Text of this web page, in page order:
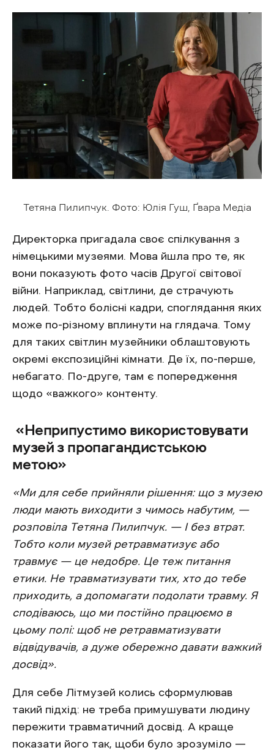
Тетяна Пилипчук. Фото: Юлія Гуш, Ґвара Медіа
Директорка пригадала своє спілкування з
німецькими музеями. Мова йшла про те, як
вони показують фото часів Другої світової
війни. Наприклад, світлини, де страчують
людей. Тобто болісні кадри, споглядання яких
може по-різному вплинути на глядача. Тому
для таких світлин музейники облаштовують
окремі експозиційні кімнати. Де їх, по-перше,
небагато. По-друге, там є попередження
щодо «важкого» контенту.
«Неприпустимо використовувати
музей з пропагандистською
метою»
«Ми для себе прийняли рішення: що з музею
люди мають виходити з чимось набутим, —
розповіла Тетяна Пилипчук. — І без втрат.
Тобто коли музей ретравматизує або
травмує — це недобре. Це теж питання
етики. Не травматизувати тих, хто до тебе
приходить, а допомагати подолати травму. Я
сподіваюсь, що ми постійно працюємо в
цьому полі: щоб не ретравматизувати
відвідувачів, а дуже обережно давати важкий
досвід».
Для себе Літмузей колись сформулював
такий підхід: не треба примушувати людину
пережити травматичний досвід. А краще
показати його так, щоби було зрозуміло —